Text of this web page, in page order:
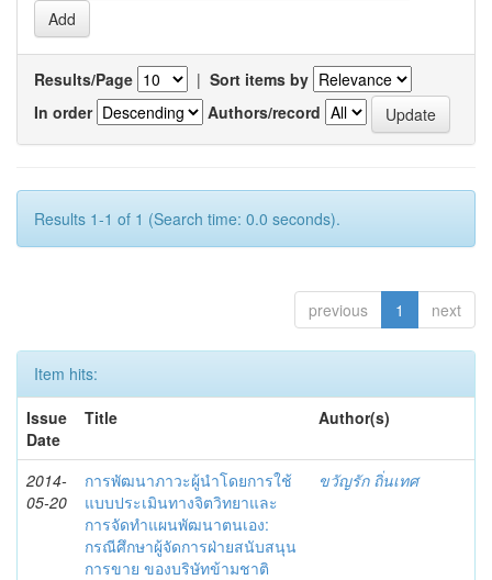
Results/Page | Sort items by
In order
Authors/record
Results 1-1 of 1 (Search time: 0.0 seconds).
previous 1 next
Item hits:
Issue
Date
Title Author(s)
2014-
05-20
การพัฒนาภาวะผู้นำโดยการใช้
แบบประเมินทางจิตวิทยาและ
การจัดทำแผนพัฒนาตนเอง:
กรณีศึกษาผู้จัดการฝ่ายสนับสนุน
การขาย ของบริษัทข้ามชาติ
ขวัญรัก ถิ่นเทศ